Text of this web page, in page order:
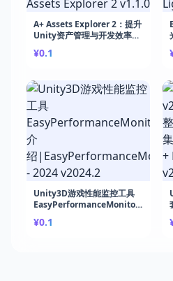
A+ Assets Explorer 2：提升
Unity资产管理与开发效率的
Explorer 2 v1.1.0
¥0.1
Unity3D游戏性能监控工具
EasyPerformanceMonitor
绍|EasyPerformanceMonitor
¥0.1